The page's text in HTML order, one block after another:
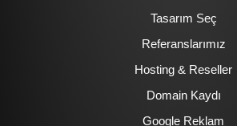
Tasarım Seç
Referanslarımız
Hosting & Reseller
Domain Kaydı
Google Reklam